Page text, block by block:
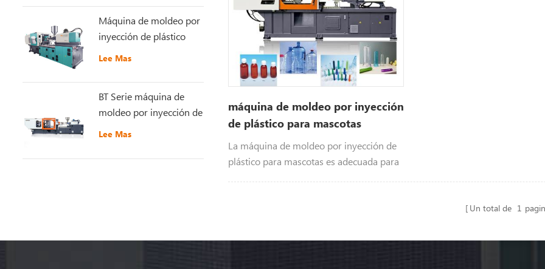
máquina de moldeo por inyección
de plástico para mascotas
La máquina de moldeo por inyección de
plástico para mascotas es adecuada para
Un total de 1
Máquina de moldeo por
inyección de plástico
GT5-LS200S
Lee Mas
BT Serie máquina de
moldeo por inyección de
plástico de alta
Lee Mas